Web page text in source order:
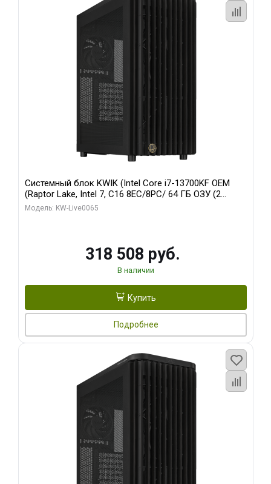
Системный блок KWIK (Intel Core i7-13700KF OEM
(Raptor Lake, Intel 7, C16 8EC/8PC/ 64 ГБ ОЗУ (2
модуля)/ ASUS RTX5080 PROART OC 16GB GDDR7
Модель: KW-Live0065
318 508 руб.
В наличии
Купить
Подробнее